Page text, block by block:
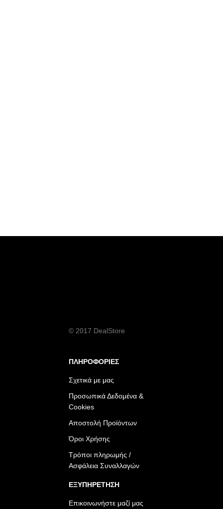
© 2017 DealStore
ΠΛΗΡΟΦΟΡΙΕΣ
Σχετικά με μας
Προσωπικά Δεδομένα &
Cookies
Αποστολή Προϊόντων
Όροι Χρήσης
Τρόποι πληρωμής /
Ασφάλεια Συναλλαγών
ΕΞΥΠΗΡΕΤΗΣΗ
Επικοινωνήστε μαζί μας